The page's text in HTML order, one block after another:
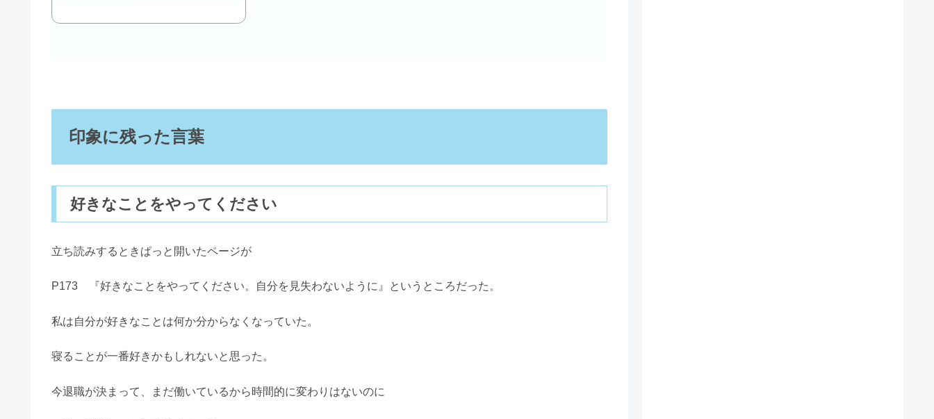
印象に残った言葉
好きなことをやってください
立ち読みするときぱっと開いたページが
P173 『好きなことをやってください。自分を見失わないように』というところだった。
私は自分が好きなことは何か分からなくなっていた。
寝ることが一番好きかもしれないと思った。
今退職が決まって、まだ働いているから時間的に変わりはないのに